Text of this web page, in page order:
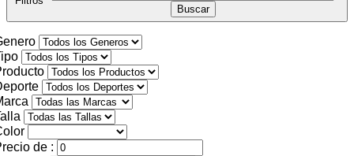
de :